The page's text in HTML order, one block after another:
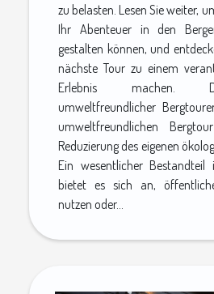
zu belasten. Lesen Sie weiter,
Ihr Abenteuer in den
gestalten können, und
nächste Tour zu einem
Erlebnis machen.
umweltfreundlicher
umweltfreundlichen
Reduzierung des eigenen
Ein wesentlicher Bestandteil
bietet es sich an,
nutzen oder...